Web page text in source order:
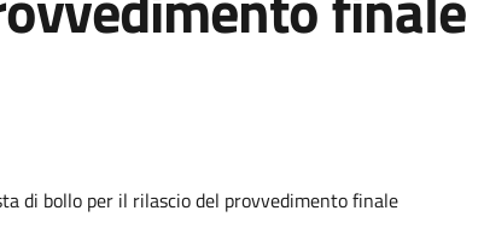
di bollo per il rilascio del provvedimento finale